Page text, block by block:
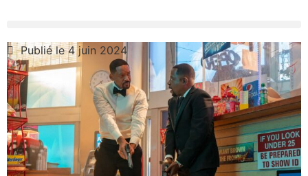
Publié le 4 juin 2024